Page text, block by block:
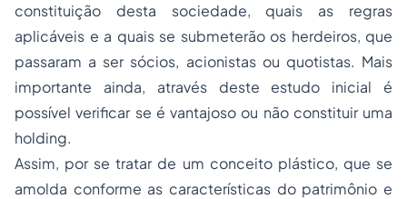
constituição desta sociedade, quais as regras
aplicáveis e a quais se submeterão os herdeiros, que
passaram a ser sócios, acionistas ou quotistas. Mais
importante ainda, através deste estudo inicial é
possível verificar se é vantajoso ou não constituir uma
holding.
Assim, por se tratar de um conceito plástico, que se
amolda conforme as características do patrimônio e